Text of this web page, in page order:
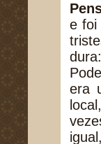
e foi
era